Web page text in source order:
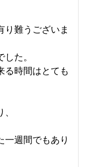
り難うございま
た。
る時間はとても
一週間でもあり